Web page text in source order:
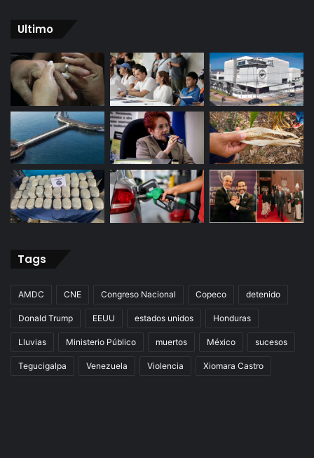
Ultimo
Tags
AMDC CNE Congreso Nacional Copeco detenido
Donald Trump EEUU estados unidos Honduras
Lluvias Ministerio Público muertos México sucesos
Tegucigalpa Venezuela Violencia Xiomara Castro